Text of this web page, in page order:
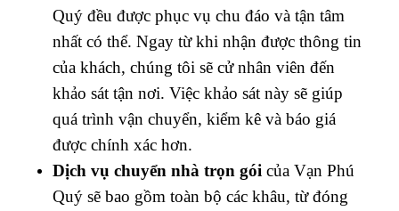
Quý đều được phục vụ chu đáo và tận tâm
nhất có thể. Ngay từ khi nhận được thông tin
của khách, chúng tôi sẽ cử nhân viên đến
khảo sát tận nơi. Việc khảo sát này sẽ giúp
quá trình vận chuyển, kiểm kê và báo giá
được chính xác hơn.
Dịch vụ chuyển nhà trọn gói của Vạn Phú
Quý sẽ bao gồm toàn bộ các khâu, từ đóng